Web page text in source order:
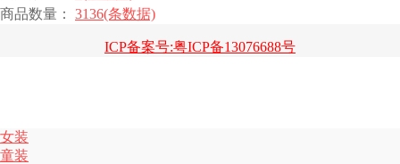
商品数量： 3136(条数据)
ICP备案号:粤ICP备13076688号
女装
童装